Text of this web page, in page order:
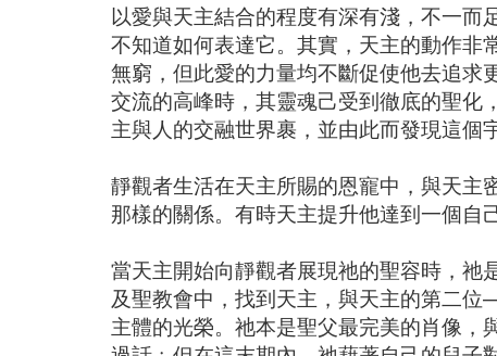
以愛與天主結合的程度有深有淺，不一
不知道如何表達它。其實，天主的動作非
無窮，但此愛的力量均不斷促使他去追求
交流的高峰時，其靈魂己受到徹底的聖化
主與人的交融世界裹，並由此而發現這個
靜觀者生活在天主所賜的恩寵中，與天主
那樣的關係。有時天主提升他達到一個自
當天主開始向靜觀者展現祂的聖容時，祂
及聖教會中，找到天主，與天主的第二
主體的光榮。祂本是聖父最完美的肖像